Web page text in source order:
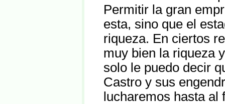
Permitir la gran
esta, sino que el
riqueza. En ciertos
muy bien la riqueza
solo le puedo decir
Castro y sus
lucharemos hasta al